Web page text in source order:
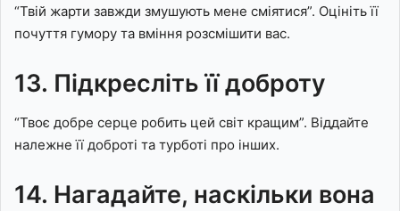
“Твій жарти завжди змушують мене сміятися”. Оцініть її
почуття гумору та вміння розсмішити вас.
13. Підкресліть її доброту
“Твоє добре серце робить цей світ кращим”. Віддайте
належне її доброті та турботі про інших.
14. Нагадайте, наскільки вона